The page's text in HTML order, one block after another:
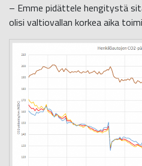
– Emme pidättele hengitystä
olisi valtiovallan korkea aika